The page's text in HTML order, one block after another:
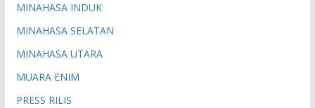
MINAHASA INDUK
MINAHASA SELATAN
MINAHASA UTARA
MUARA ENIM
PRESS RILIS